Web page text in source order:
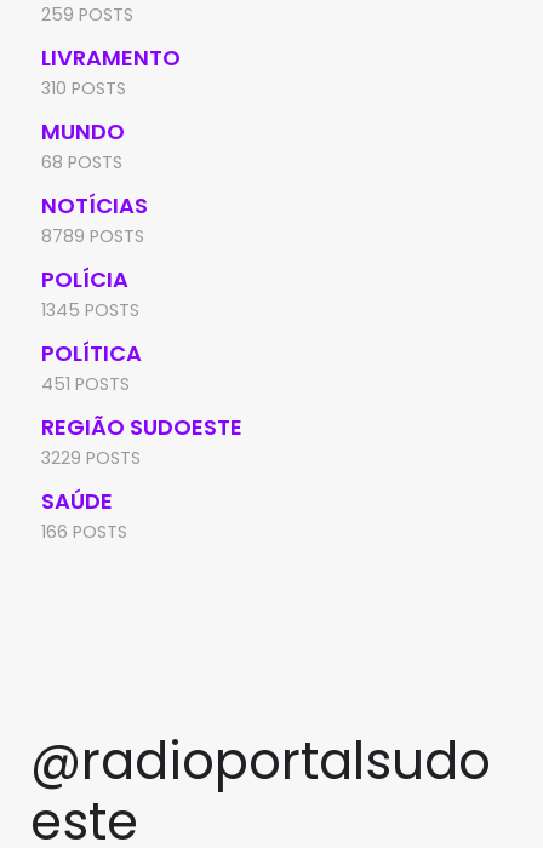
259 POSTS
LIVRAMENTO
310 POSTS
MUNDO
68 POSTS
NOTÍCIAS
8789 POSTS
POLÍCIA
1345 POSTS
POLÍTICA
451 POSTS
REGIÃO SUDOESTE
3229 POSTS
SAÚDE
166 POSTS
@radioportalsudo
este